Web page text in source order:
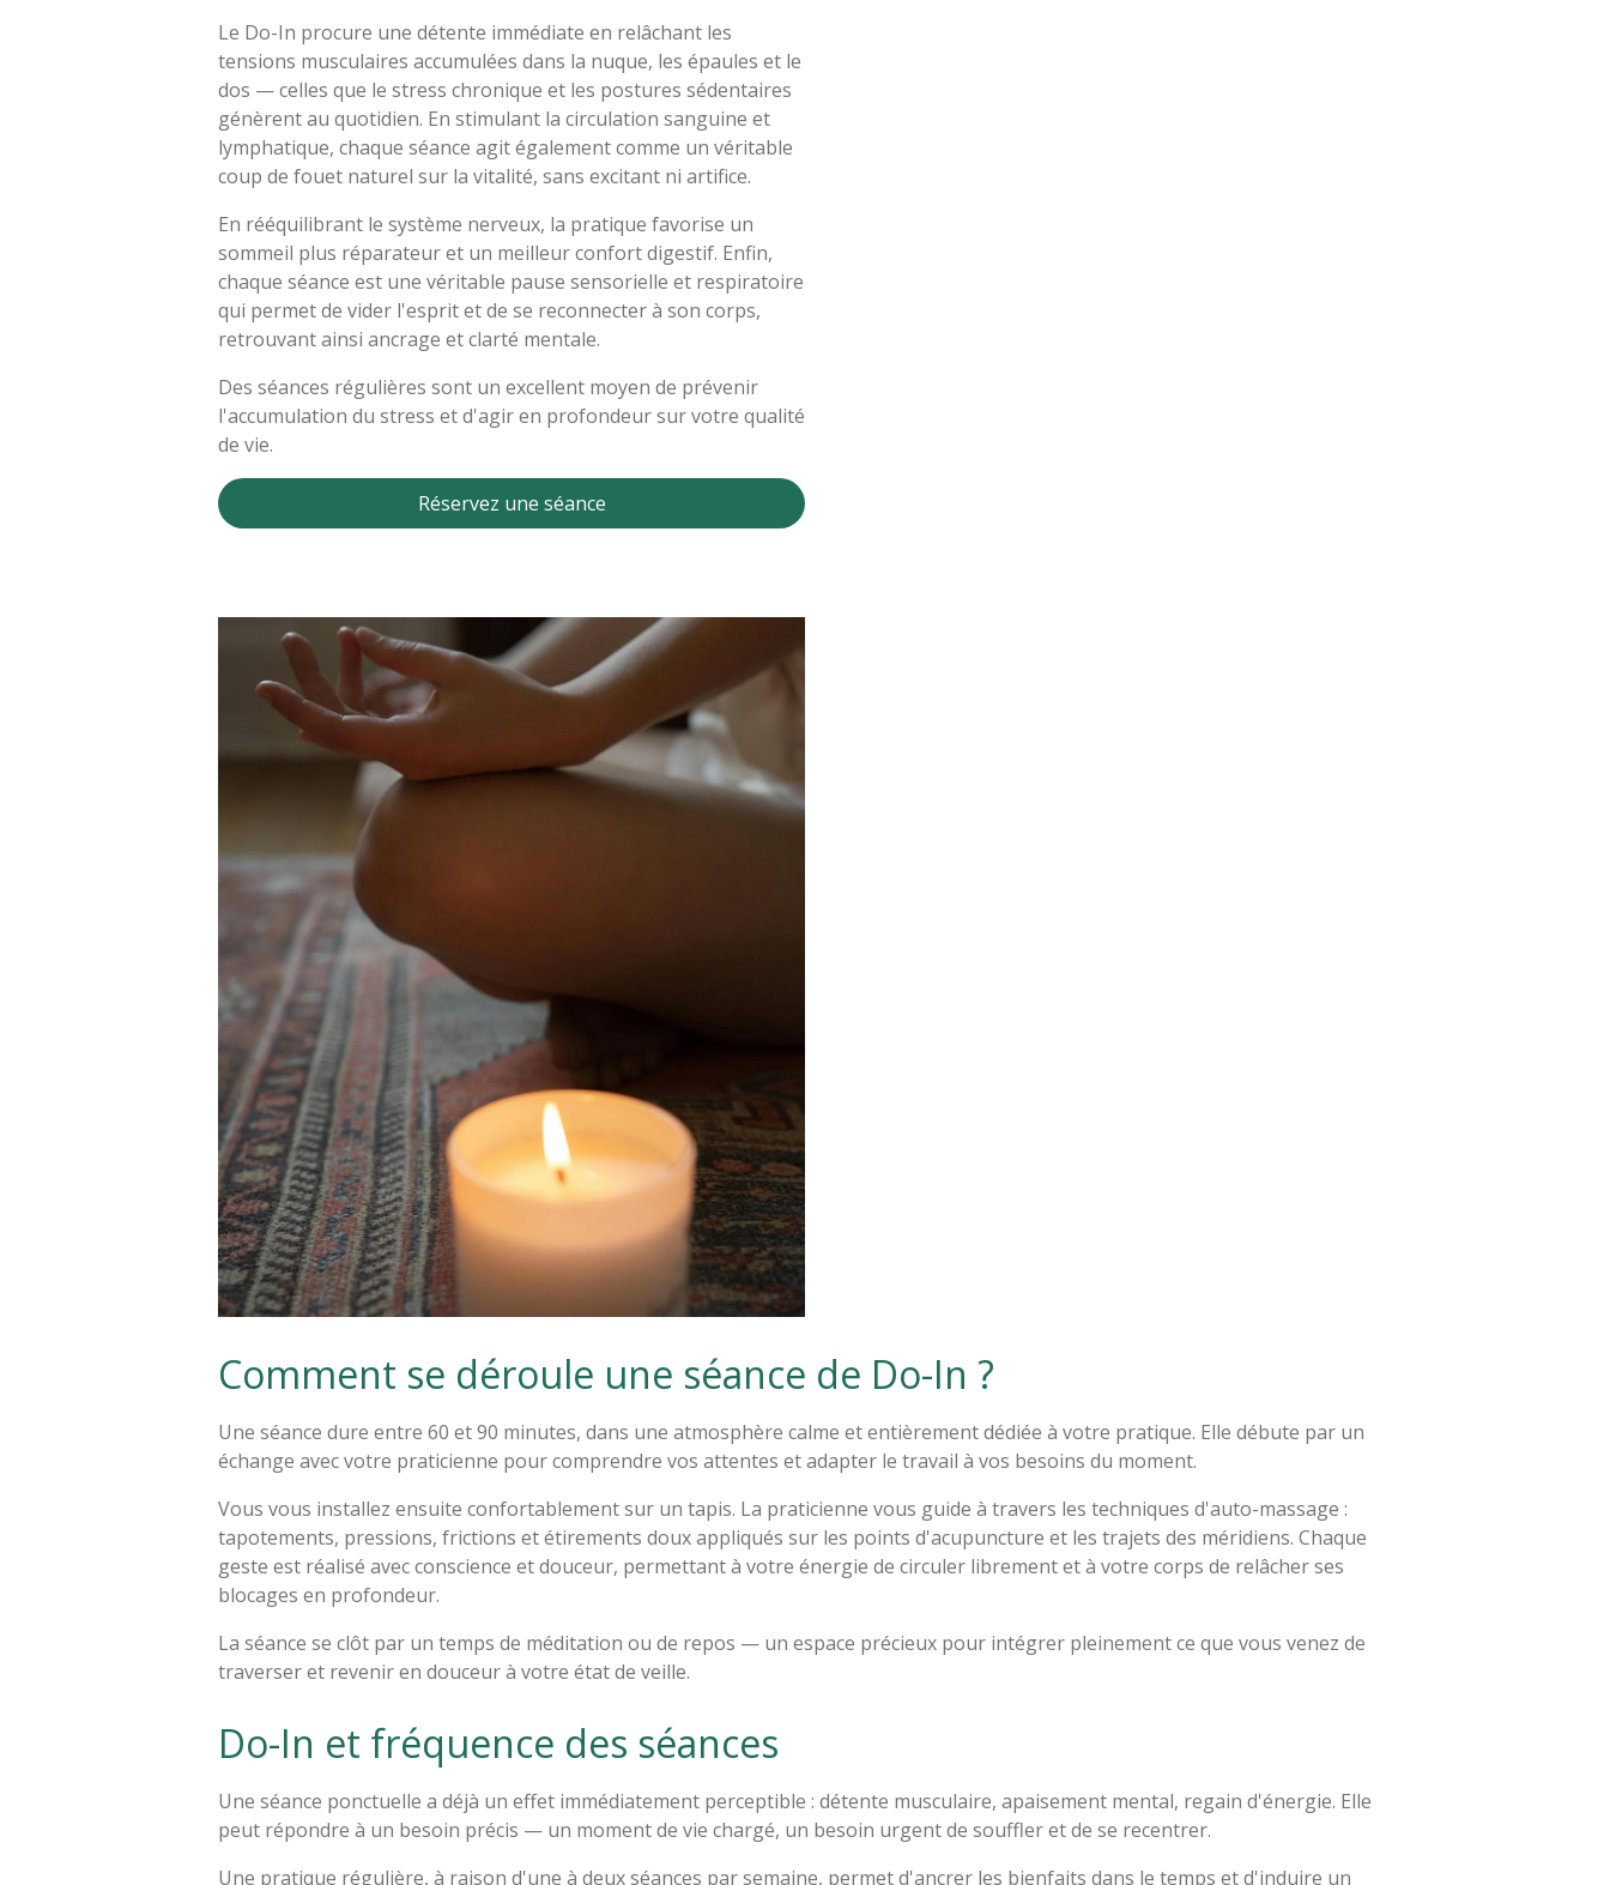
Le Do-In procure une détente immédiate en relâchant les
tensions musculaires accumulées dans la nuque, les épaules et le
dos — celles que le stress chronique et les postures sédentaires
génèrent au quotidien. En stimulant la circulation sanguine et
lymphatique, chaque séance agit également comme un véritable
coup de fouet naturel sur la vitalité, sans excitant ni artifice.
En rééquilibrant le système nerveux, la pratique favorise un
sommeil plus réparateur et un meilleur confort digestif. Enfin,
chaque séance est une véritable pause sensorielle et respiratoire
qui permet de vider l'esprit et de se reconnecter à son corps,
retrouvant ainsi ancrage et clarté mentale.
Des séances régulières sont un excellent moyen de prévenir
l'accumulation du stress et d'agir en profondeur sur votre qualité
de vie.
Réservez une séance
Comment se déroule une séance de Do-In ?
Une séance dure entre 60 et 90 minutes, dans une atmosphère calme et entièrement dédiée à votre pratique. Elle débute par un
échange avec votre praticienne pour comprendre vos attentes et adapter le travail à vos besoins du moment.
Vous vous installez ensuite confortablement sur un tapis. La praticienne vous guide à travers les techniques d'auto-massage :
tapotements, pressions, frictions et étirements doux appliqués sur les points d'acupuncture et les trajets des méridiens. Chaque
geste est réalisé avec conscience et douceur, permettant à votre énergie de circuler librement et à votre corps de relâcher ses
blocages en profondeur.
La séance se clôt par un temps de méditation ou de repos — un espace précieux pour intégrer pleinement ce que vous venez de
traverser et revenir en douceur à votre état de veille.
Do-In et fréquence des séances
Une séance ponctuelle a déjà un effet immédiatement perceptible : détente musculaire, apaisement mental, regain d'énergie. Elle
peut répondre à un besoin précis — un moment de vie chargé, un besoin urgent de souffler et de se recentrer.
Une pratique régulière, à raison d'une à deux séances par semaine, permet d'ancrer les bienfaits dans le temps et d'induire un